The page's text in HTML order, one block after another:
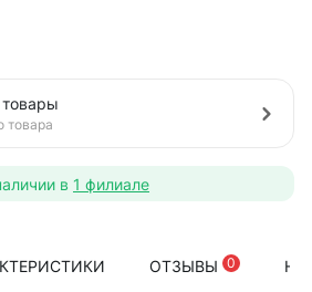
товара
в 1 филиале
ОТЗЫВЫ 0